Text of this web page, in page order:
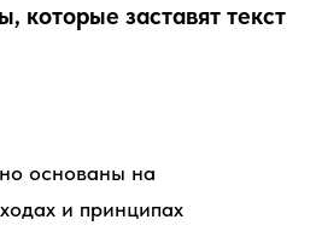
которые заставят текст
основаны на
и принципах